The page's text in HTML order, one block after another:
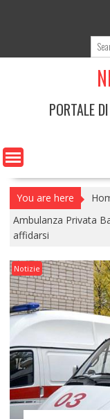
PORTALE
You are here
Ambulanza Privata
affidarsi
Notizie